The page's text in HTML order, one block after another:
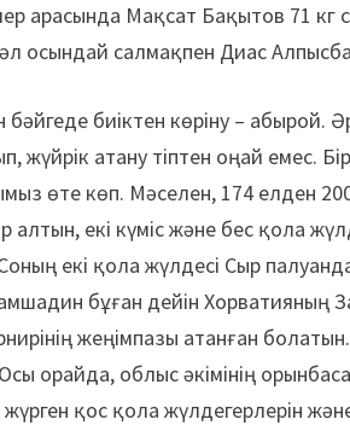
арасында Мақсат Бақытов 71 кг
осындай салмақпен Диас
биіктен көріну – абырой.
жүйрік атану тіптен оңай емес.
өте көп. Мәселен, 174 елден
алтын, екі күміс және бес қола
екі қола жүлдесі Сыр
бұған дейін Хорватияның
жеңімпазы атанған
орайда, облыс әкімінің
қос қола жүлдегерлерін